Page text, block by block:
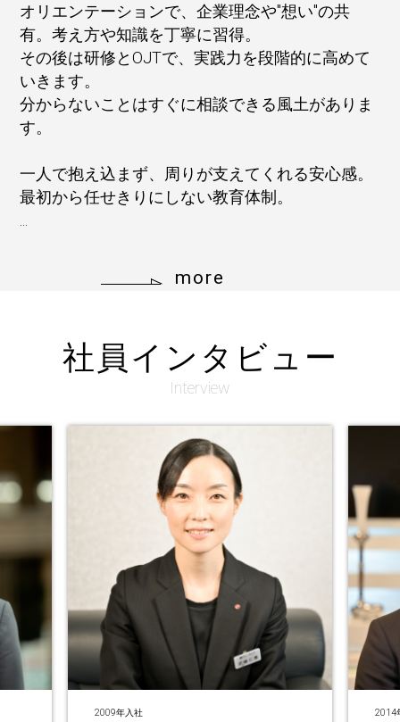
オリエンテーションで、企業理念や"想い"の共
有。考え方や知識を丁寧に習得。
その後は研修とOJTで、実践力を段階的に高めて
いきます。
分からないことはすぐに相談できる風土がありま
す。
一人で抱え込まず、周りが支えてくれる安心感。
最初から任せきりにしない教育体制。
more
社員インタビュー
Interview
2014年入社